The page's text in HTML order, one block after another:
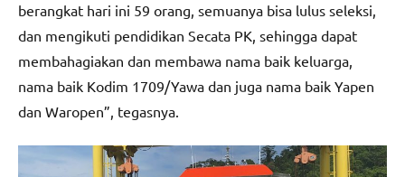
berangkat hari ini 59 orang, semuanya bisa lulus seleksi,
dan mengikuti pendidikan Secata PK, sehingga dapat
membahagiakan dan membawa nama baik keluarga,
nama baik Kodim 1709/Yawa dan juga nama baik Yapen
dan Waropen”, tegasnya.